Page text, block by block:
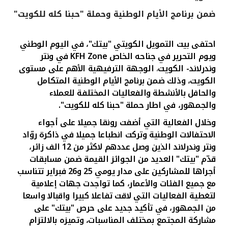
القنوات المصرفية
أدوات وخدمات
خدمات ما بعد البيع
اتصل بنا
مواقع الفروع وأجهزة الصرف الآلي
ألمانيا
ماليزيا
ضمن برنامج الأيام الوطنية وحملة "حبنا كله للكويت"
احتفى بيت التمويل الكويتي "بيتك"، في اليوم الوطني
ويوم التحرير في جناحه الخاصKFH Zoneفي ونتر
وندرلاند- الكويت، الوجهة الترفيهية الأهم على مستوى
الكويت، وذلك ضمن برنامج الأيام الوطنية المتكامل
والحافل بالأنشطة والفعاليات المختلفة للعملاء
والجمهور، في اطار حملة "حبنا كله للكويت".
وخلال الفعالية التي أضفت رونقا جميلا على أجواء
الاحتفالات الوطنية وتركت انطباعا جميلا في ذاكرة روّاد
ونتر وندرلاند الذين وصل عددهم لاكثر من 12 الف زائر،
قدّم "بيتك" العديد من الجوائز القيمة ضمن مسابقات
أجراها للمشاركين على مدار يومي 25 و26 فبراير تتناسب
مع جميع الفئات والأعمار، كما تواجدت جهات إعلامية
لتغطية الفعاليات التي لاقت تفاعلا كبيرا واقبالا واسعا
من الجمهور، في تأكيد جديد على حرص "بيتك" على
مشاركة المجتمع بمختلف المناسبات، وتميزه بالالتزام